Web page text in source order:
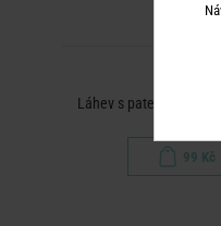
Láhev s patentním
99 Kč